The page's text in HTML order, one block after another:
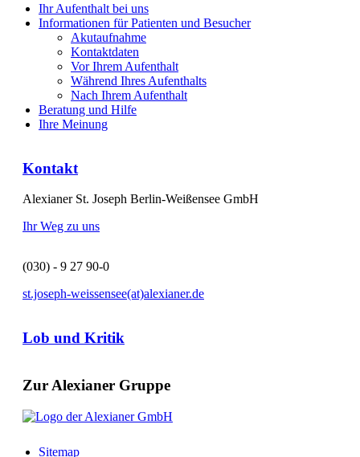
Ihr Aufenthalt bei uns
Informationen für Patienten und Besucher
Akutaufnahme
Kontaktdaten
Vor Ihrem Aufenthalt
Während Ihres Aufenthalts
Nach Ihrem Aufenthalt
Beratung und Hilfe
Ihre Meinung
Kontakt
Alexianer St. Joseph Berlin-Weißensee GmbH
Ihr Weg zu uns
(030) - 9 27 90-0
st.joseph-weissensee(at)alexianer.de
Lob und Kritik
Zur Alexianer Gruppe
Sitemap